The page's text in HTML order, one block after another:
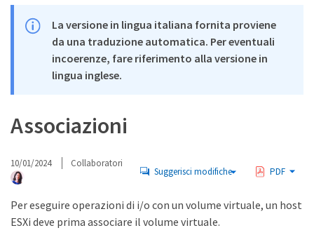
La versione in lingua italiana fornita proviene
da una traduzione automatica. Per eventuali
incoerenze, fare riferimento alla versione in
lingua inglese.
Associazioni
10/01/2024 Collaboratori
Suggerisci modifiche PDF
Per eseguire operazioni di i/o con un volume virtuale, un host
ESXi deve prima associare il volume virtuale.